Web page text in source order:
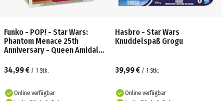
Funko - POP! - Star Wars:
Phantom Menace 25th
Anniversary - Queen Amidala
34,99 € / 1 Stk.
Online verfügbar
Hasbro - Star Wars
Knuddelspaß Grogu
39,99 € / 1 Stk.
Online verfügbar